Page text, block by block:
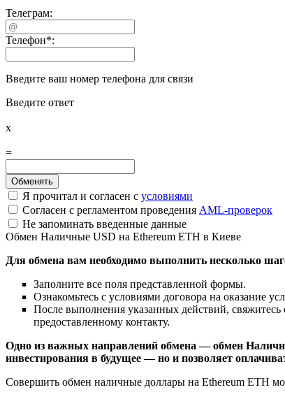
Телеграм:
Телефон*:
Введите ваш номер телефона для связи
Введите ответ
x
=
Я прочитал и согласен с условиями
Согласен с регламентом проведения AML-проверок
Не запоминать введенные данные
Обмен Наличные USD на Ethereum ETH в Киеве
Для обмена вам необходимо выполнить несколько
Заполните все поля представленной формы.
Ознакомьтесь с условиями договора на оказание
После выполнения указанных действий,
предоставленному контакту.
Одно из важных направлений обмена — обмен
инвестирования в будущее — но и позволяет
Совершить обмен наличные доллары на Ethereum ETH